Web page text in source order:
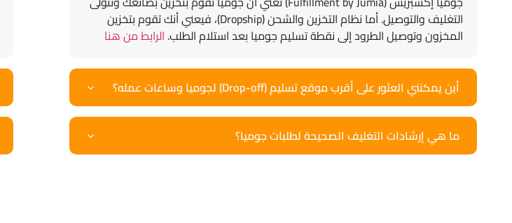
التغليف والتوصيل. أما نظام التخزين والشحن (Dropship)، فيعني أنك تقوم بتخزين
المخزون وتوصيل الطرود إلى نقطة تسليم جوميا بعد استلام الطلب. الرابط من هنا
أين يمكنني العثور على أقرب موقع تسليم (Drop-off) لجوميا وساعات عمله؟
ما هي إرشادات التغليف الصحيحة لطلبات جوميا؟
Jumia AI